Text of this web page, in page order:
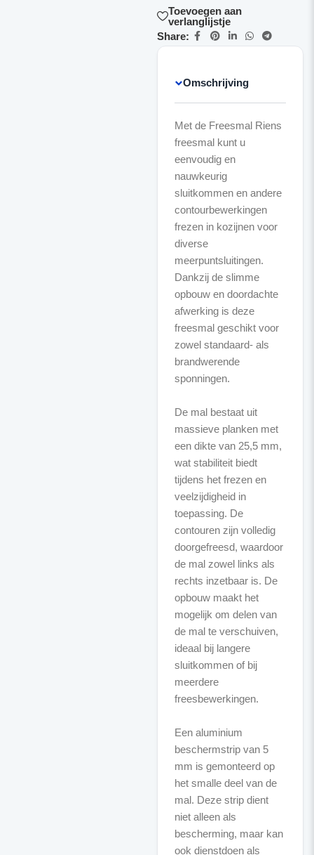
Toevoegen aan
verlanglijstje
Share:
Omschrijving
Met de Freesmal Riens
freesmal kunt u
eenvoudig en
nauwkeurig
sluitkommen en andere
contourbewerkingen
frezen in kozijnen voor
diverse
meerpuntsluitingen.
Dankzij de slimme
opbouw en doordachte
afwerking is deze
freesmal geschikt voor
zowel standaard- als
brandwerende
sponningen.
De mal bestaat uit
massieve planken met
een dikte van 25,5 mm,
wat stabiliteit biedt
tijdens het frezen en
veelzijdigheid in
toepassing. De
contouren zijn volledig
doorgefreesd, waardoor
de mal zowel links als
rechts inzetbaar is. De
opbouw maakt het
mogelijk om delen van
de mal te verschuiven,
ideaal bij langere
sluitkommen of bij
meerdere
freesbewerkingen.
Een aluminium
beschermstrip van 5
mm is gemonteerd op
het smalle deel van de
mal. Deze strip dient
niet alleen als
bescherming, maar kan
ook dienstdoen als